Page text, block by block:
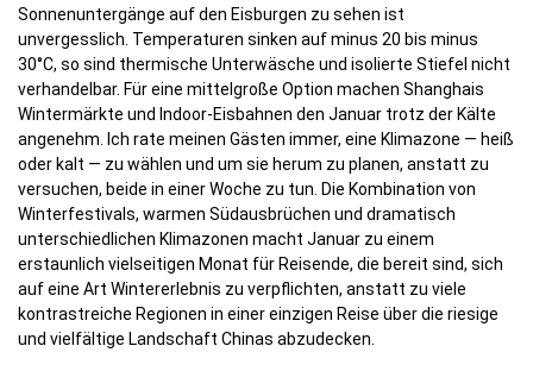
Sonnenuntergänge auf den Eisburgen zu sehen ist
unvergesslich. Temperaturen sinken auf minus 20 bis minus
30°C, so sind thermische Unterwäsche und isolierte Stiefel nicht
verhandelbar. Für eine mittelgroße Option machen Shanghais
Wintermärkte und Indoor-Eisbahnen den Januar trotz der Kälte
angenehm. Ich rate meinen Gästen immer, eine Klimazone — heiß
oder kalt — zu wählen und um sie herum zu planen, anstatt zu
versuchen, beide in einer Woche zu tun. Die Kombination von
Winterfestivals, warmen Südausbrüchen und dramatisch
unterschiedlichen Klimazonen macht Januar zu einem
erstaunlich vielseitigen Monat für Reisende, die bereit sind, sich
auf eine Art Wintererlebnis zu verpflichten, anstatt zu viele
kontrastreiche Regionen in einer einzigen Reise über die riesige
und vielfältige Landschaft Chinas abzudecken.